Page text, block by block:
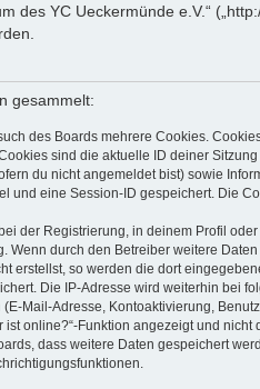
des YC Ueckermünde e.V.“
gesammelt:
des Boards mehrere Cookies.
sind die aktuelle ID deiner
du nicht angemeldet bist) sowie
und eine Session-ID gespeichert. Die
der Registrierung, in deinem Profil
durch den Betreiber weitere
erstellst, so werden die dort
Die IP-Adresse wird weiterhin bei
Mail-Adresse, Kontoaktivierung,
online?“-Funktion angezeigt und nicht
dass weitere Daten gespeichert